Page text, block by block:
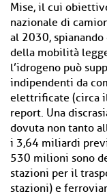
Mise, il cui
nazionale di
al 2030,
della mobilità
l’idrogeno può
indipendenti da
elettrificate (circa
report. Una
dovuta non tanto
i 3,64 miliardi
530 milioni sono
stazioni per il
stazioni) e